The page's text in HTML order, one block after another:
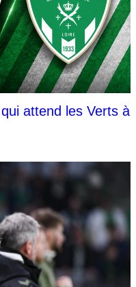
attend les Verts à